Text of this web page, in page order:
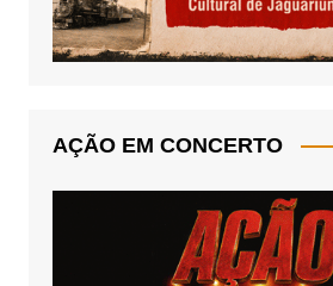
AÇÃO EM CONCERTO